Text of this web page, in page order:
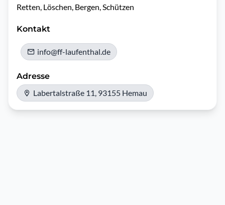
Retten, Löschen, Bergen, Schützen
Kontakt
info@ff-laufenthal.de
Adresse
Labertalstraße 11, 93155 Hemau